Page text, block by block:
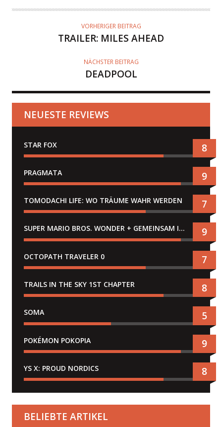
VORHERIGER BEITRAG
TRAILER: MILES AHEAD
NÄCHSTER BEITRAG
DEADPOOL
NEUESTE REVIEWS
STAR FOX 8
PRAGMATA 9
TOMODACHI LIFE: WO TRÄUME WAHR WERDEN 7
SUPER MARIO BROS. WONDER + GEMEINSAM IM BELLABEL-PARK 9
OCTOPATH TRAVELER 0 7
TRAILS IN THE SKY 1ST CHAPTER 8
SOMA 5
POKÉMON POKOPIA 9
YS X: PROUD NORDICS 8
BELIEBTE ARTIKEL